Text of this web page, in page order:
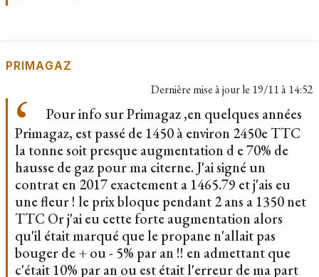
PRIMAGAZ
Dernière mise à jour le 19/11 à 14:52
Pour info sur Primagaz ,en quelques années
Primagaz, est passé de 1450 à environ 2450e TTC
la tonne soit presque augmentation d e 70% de
hausse de gaz pour ma citerne. J'ai signé un
contrat en 2017 exactement a 1465.79 et j'ais eu
une fleur ! le prix bloque pendant 2 ans a 1350 net
TTC Or j'ai eu cette forte augmentation alors
qu'il était marqué que le propane n'allait pas
bouger de + ou - 5% par an !! en admettant que
c'était 10% par an ou est était l'erreur de ma part